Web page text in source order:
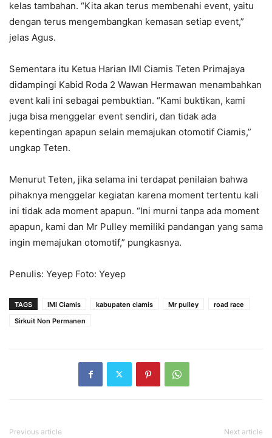
kelas tambahan. “Kita akan terus membenahi event, yaitu
dengan terus mengembangkan kemasan setiap event,”
jelas Agus.
Sementara itu Ketua Harian IMI Ciamis Teten Primajaya
didampingi Kabid Roda 2 Wawan Hermawan menambahkan
event kali ini sebagai pembuktian. “Kami buktikan, kami
juga bisa menggelar event sendiri, dan tidak ada
kepentingan apapun selain memajukan otomotif Ciamis,”
ungkap Teten.
Menurut Teten, jika selama ini terdapat penilaian bahwa
pihaknya menggelar kegiatan karena moment tertentu kali
ini tidak ada moment apapun. “Ini murni tanpa ada moment
apapun, kami dan Mr Pulley memiliki pandangan yang sama
ingin memajukan otomotif,” pungkasnya.
Penulis: Yeyep Foto: Yeyep
TAGS IMI Ciamis kabupaten ciamis Mr pulley
road race
Sirkuit Non Permanen
Previous article Next article